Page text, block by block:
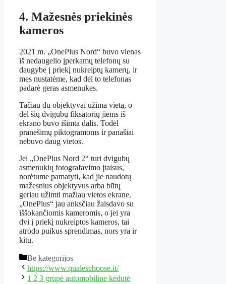
4. Mažesnės priekinės
kameros
2021 m. „OnePlus Nord“ buvo vienas
iš nedaugelio įperkamų telefonų su
daugybe į priekį nukreiptų kamerų, ir
mes nustatėme, kad dėl to telefonas
padarė geras asmenukes.
Tačiau du objektyvai užima vietą, o
dėl šių dvigubų fiksatorių jiems iš
ekrano buvo išimta dalis. Todėl
pranešimų piktogramoms ir panašiai
nebuvo daug vietos.
Jei „OnePlus Nord 2“ turi dvigubų
asmenukių fotografavimo įtaisus,
norėtume pamatyti, kad jie naudotų
mažesnius objektyvus arba būtų
geriau užimti mažiau vietos ekrane.
„OnePlus“ jau anksčiau žaisdavo su
iššokančiomis kameromis, o jei yra
dvi į priekį nukreiptos kameros, tai
atrodo puikus sprendimas, nors yra ir
kitų.
Kategorijos
Be kategorijos
https://www.qualeschoose.it/
1 2 3 grupė automobilinė kėdutė